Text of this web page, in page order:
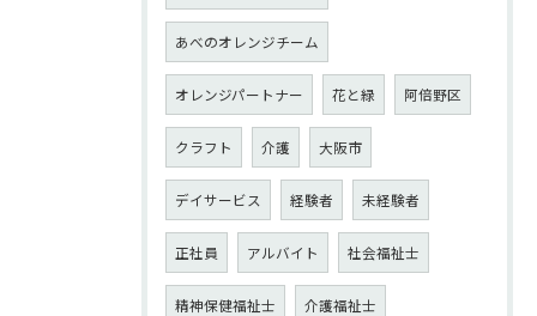
あべのオレンジチーム
オレンジパートナー 花と緑 阿倍野区
クラフト 介護 大阪市
デイサービス 経験者 未経験者
正社員 アルバイト 社会福祉士
精神保健福祉士 介護福祉士